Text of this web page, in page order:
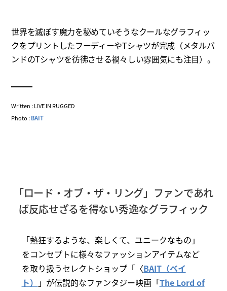
世界を滅ぼす魔力を秘めていそうなクールなグラフィッ
クをプリントしたフーディーやTシャツが完成（メタルバ
ンドのTシャツを彷彿させる禍々しい雰囲気にも注目）。
Written : LIVE IN RUGGED
Photo :BAIT
「ロード・オブ・ザ・リング」ファンであれ
ば反応せざるを得ない秀逸なグラフィック
「熱狂するような、楽しくて、ユニークなもの」
をコンセプトに様々なファッションアイテムなど
を取り扱うセレクトショップ「〈BAIT（ベイ
ト） 」が伝説的なファンタジー映画「The Lord of